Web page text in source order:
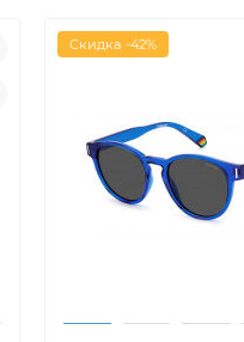
Скидка -42%